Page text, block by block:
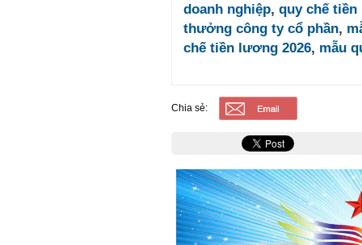
doanh nghiệp, quy chế
thưởng công ty cổ phần,
chế tiền lương 2026, mẫu
Chia sẻ: